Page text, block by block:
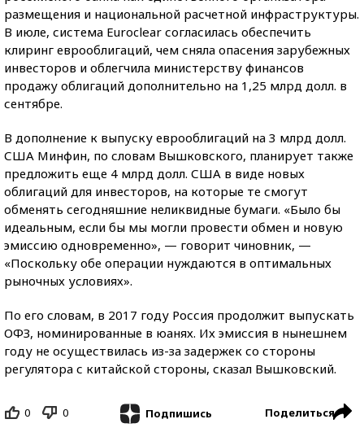
размещения и национальной расчетной инфраструктуры.
В июле, система Euroclear согласилась обеспечить
клиринг еврооблигаций, чем сняла опасения зарубежных
инвесторов и облегчила министерству финансов
продажу облигаций дополнительно на 1,25 млрд долл. в
сентябре.
В дополнение к выпуску еврооблигаций на 3 млрд долл.
США Минфин, по словам Вышковского, планирует также
предложить еще 4 млрд долл. США в виде новых
облигаций для инвесторов, на которые те смогут
обменять сегодняшние неликвидные бумаги. «Было бы
идеальным, если бы мы могли провести обмен и новую
эмиссию одновременно», — говорит чиновник, —
«Поскольку обе операции нуждаются в оптимальных
рыночных условиях».
По его словам, в 2017 году Россия продолжит выпускать
ОФЗ, номинированные в юанях. Их эмиссия в нынешнем
году не осуществилась из-за задержек со стороны
регулятора с китайской стороны, сказал Вышковский.
0 0 Подпишись Поделиться